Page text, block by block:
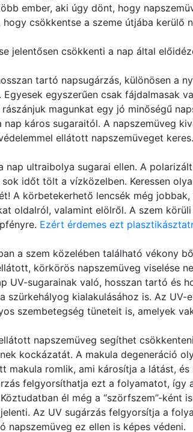
ember, aki úgy dönt, hogy
csökkentse a szeme útjába kerülő
jelentősen csökkenti a nap által
tartó napsugárzás, különösen a
egyszerűen csak fájdalmasak
magunkat egy jó minőségű
káros sugaraitól. A napszemüveg
ellátott napszemüveget keres.
nap ultraibolya sugarai ellen. A
időt tölt a vízközelben. Keressen
A körbetekerhető lencsék még
oldalról, valamint elölről. A szem
Ezért érdemes ezt
a szem közelében található vékony
körkörös napszemüveg viselése
UV-sugarainak való, hosszan tartó és
szürkehályog kialakulásához is. Az
szembetegség tüneteit is, amelyek
napszemüveg segíthet
kockázatát. A makula degeneráció
makula romlik, ami károsítja a látást,
felgyorsíthatja ezt a folyamatot, így
él még a “szörfszem”-ként
Az UV sugárzás felgyorsítja a
napszemüveg ez ellen is képes védeni.